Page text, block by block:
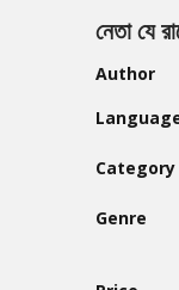
Humayun Ahmed
Mouri Morium
নেতা যে
Author
Category
Genre